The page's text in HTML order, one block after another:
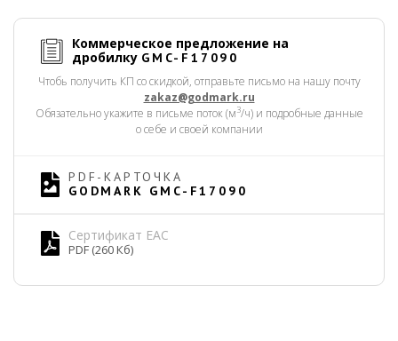
Коммерческое предложение на
дробилку GMC-F17090
Чтобь получить КП со скидкой, отправьте письмо на нашу почту
zakaz@godmark.ru
Обязательно укажите в письме поток (м3/ч) и подробные данные
о себе и своей компании
PDF-КАРТОЧКА
GODMARK GMC-F17090
Сертификат EAC
PDF (260 Кб)